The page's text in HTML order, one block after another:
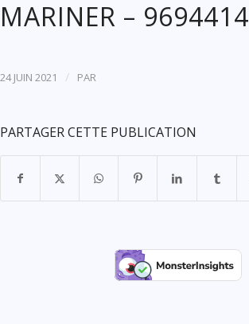
MARINER – 9694414
24 JUIN 2021 / PAR
PARTAGER CETTE PUBLICATION